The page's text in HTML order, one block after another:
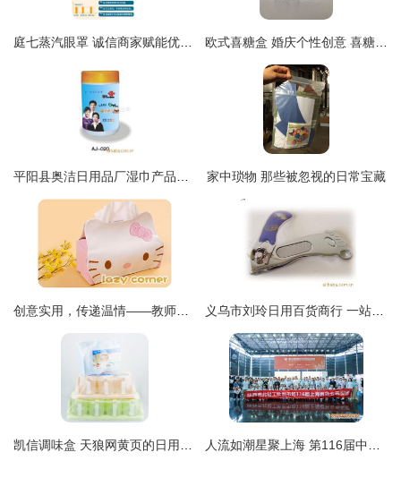
家中琐物 那些被忽视的日常宝藏